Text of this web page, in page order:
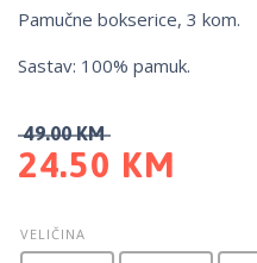
Pamučne bokserice, 3 kom.
Sastav: 100% pamuk.
49.00KM
24.50 KM
VELIČINA